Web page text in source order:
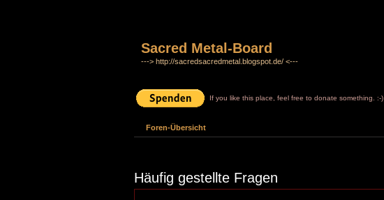
Sacred Metal-Board
---> http://sacredsacredmetal.blogspot.de/ <---
If you like this place, feel free to donate something. :-)
Foren-Übersicht
Häufig gestellte Fragen